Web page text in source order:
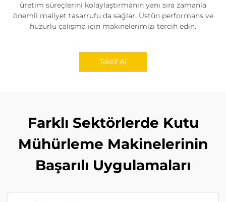
üretim süreçlerini kolaylaştırmanın yanı sıra zamanla
önemli maliyet tasarrufu da sağlar. Üstün performans ve
huzurlu çalışma için makinelerimizi tercih edin.
Teklif Al
Farklı Sektörlerde Kutu
Mühürleme Makinelerinin
Başarılı Uygulamaları